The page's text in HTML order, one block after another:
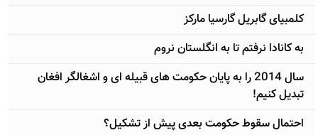
کلمبیای گابریل گارسیا مارکز
به کانادا نرفتم تا به انگلستان نروم
سال 2014 را به پایان حکومت های قبیله ای و اشغالگر افغان
تبدیل کنیم!
احتمال سقوط حکومت بعدی پیش از تشکیل؟